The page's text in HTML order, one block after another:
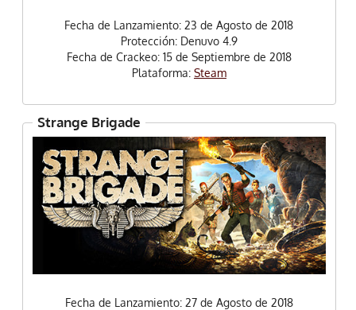
Fecha de Lanzamiento: 23 de Agosto de 2018
Protección: Denuvo 4.9
Fecha de Crackeo: 15 de Septiembre de 2018
Plataforma: Steam
Strange Brigade
Fecha de Lanzamiento: 27 de Agosto de 2018